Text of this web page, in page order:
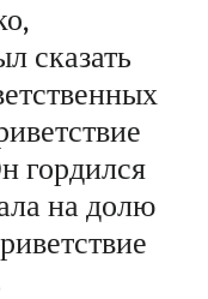
сказать
гордился
на долю